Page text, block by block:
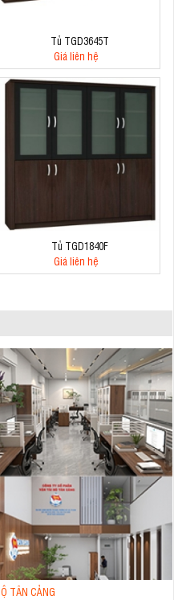
Tủ TGD3645T
Giá liên hệ
Tủ TGD1840F
Giá liên hệ
TÂN CẢNG